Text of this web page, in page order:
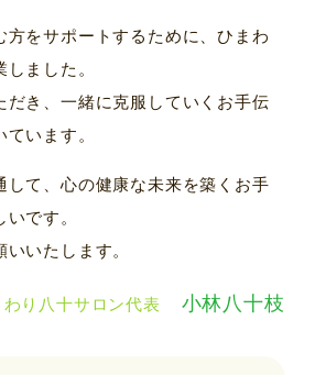
方をサポートするために、ひまわ
ました。
だき、一緒に克服していくお手伝
います。
して、心の健康な未来を築くお手
です。
いたします。
わり八十サロン代表 小林八十枝